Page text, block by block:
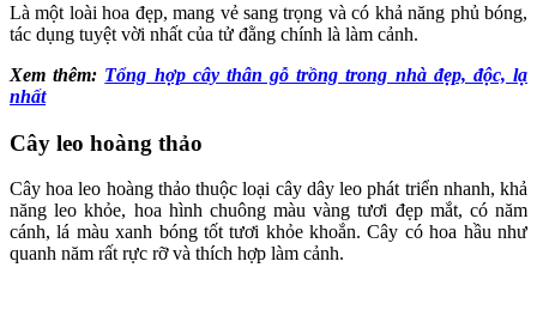
Là một loài hoa đẹp, mang vẻ sang trọng và có khả năng phủ bóng,
tác dụng tuyệt vời nhất của tử đằng chính là làm cảnh.
Xem thêm: Tổng hợp cây thân gỗ trồng trong nhà đẹp, độc, lạ
nhất
Cây leo hoàng thảo
Cây hoa leo hoàng thảo thuộc loại cây dây leo phát triển nhanh, khả
năng leo khỏe, hoa hình chuông màu vàng tươi đẹp mắt, có năm
cánh, lá màu xanh bóng tốt tươi khỏe khoắn. Cây có hoa hầu như
quanh năm rất rực rỡ và thích hợp làm cảnh.